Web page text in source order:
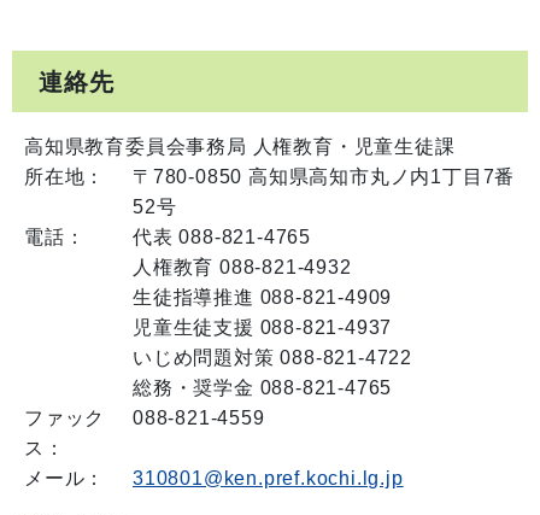
連絡先
高知県教育委員会事務局 人権教育・児童生徒課
所在地：
〒780-0850 高知県高知市丸ノ内1丁目7番
52号
電話：
代表 088-821-4765
人権教育 088-821-4932
生徒指導推進 088-821-4909
児童生徒支援 088-821-4937
いじめ問題対策 088-821-4722
総務・奨学金 088-821-4765
ファック
ス：
088-821-4559
メール： 310801@ken.pref.kochi.lg.jp